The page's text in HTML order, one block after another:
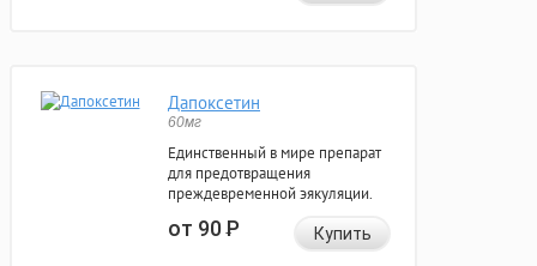
Дапоксетин
60мг
Единственный в мире препарат
для предотвращения
преждевременной эякуляции.
от 90Р Купить